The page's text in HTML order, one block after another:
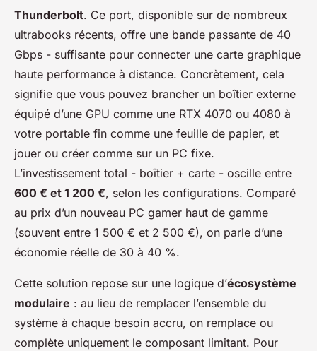
Thunderbolt. Ce port, disponible sur de nombreux
ultrabooks récents, offre une bande passante de 40
Gbps - suffisante pour connecter une carte graphique
haute performance à distance. Concrètement, cela
signifie que vous pouvez brancher un boîtier externe
équipé d’une GPU comme une RTX 4070 ou 4080 à
votre portable fin comme une feuille de papier, et
jouer ou créer comme sur un PC fixe.
L’investissement total - boîtier + carte - oscille entre
600 € et 1 200 €, selon les configurations. Comparé
au prix d’un nouveau PC gamer haut de gamme
(souvent entre 1 500 € et 2 500 €), on parle d’une
économie réelle de 30 à 40 %.
Cette solution repose sur une logique d’écosystème
modulaire : au lieu de remplacer l’ensemble du
système à chaque besoin accru, on remplace ou
complète uniquement le composant limitant. Pour